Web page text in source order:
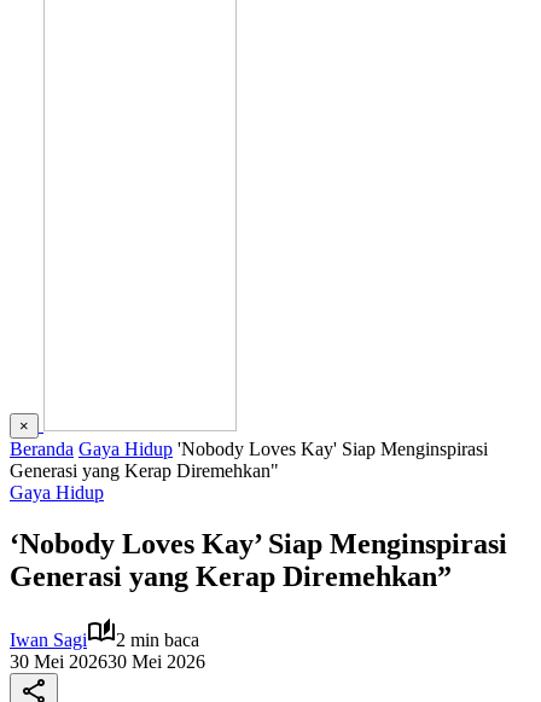
×
Beranda Gaya Hidup 'Nobody Loves Kay' Siap Menginspirasi
Generasi yang Kerap Diremehkan"
Gaya Hidup
‘Nobody Loves Kay’ Siap Menginspirasi
Generasi yang Kerap Diremehkan”
Iwan Sagi
2 min baca
30 Mei 202630 Mei 2026